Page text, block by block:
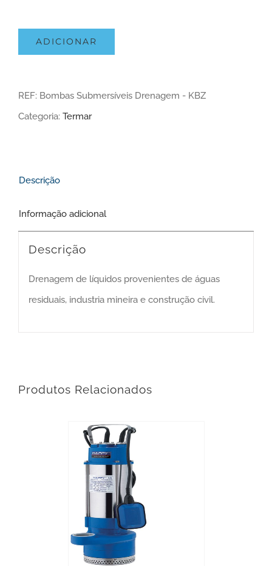
ADICIONAR
REF: Bombas Submersíveis Drenagem - KBZ
Categoria: Termar
Descrição
Informação adicional
Descrição
Drenagem de líquidos provenientes de águas
residuais, industria mineira e construção civil.
Produtos Relacionados